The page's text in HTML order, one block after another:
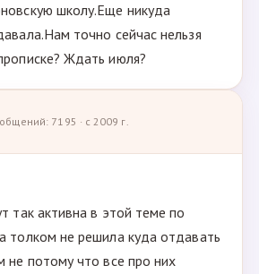
школу.Еще никуда
точно сейчас нельзя
Ждать июля?
7195 · с 2009 г.
так активна в этой теме по
толком не решила куда отдавать
не потому что все про них